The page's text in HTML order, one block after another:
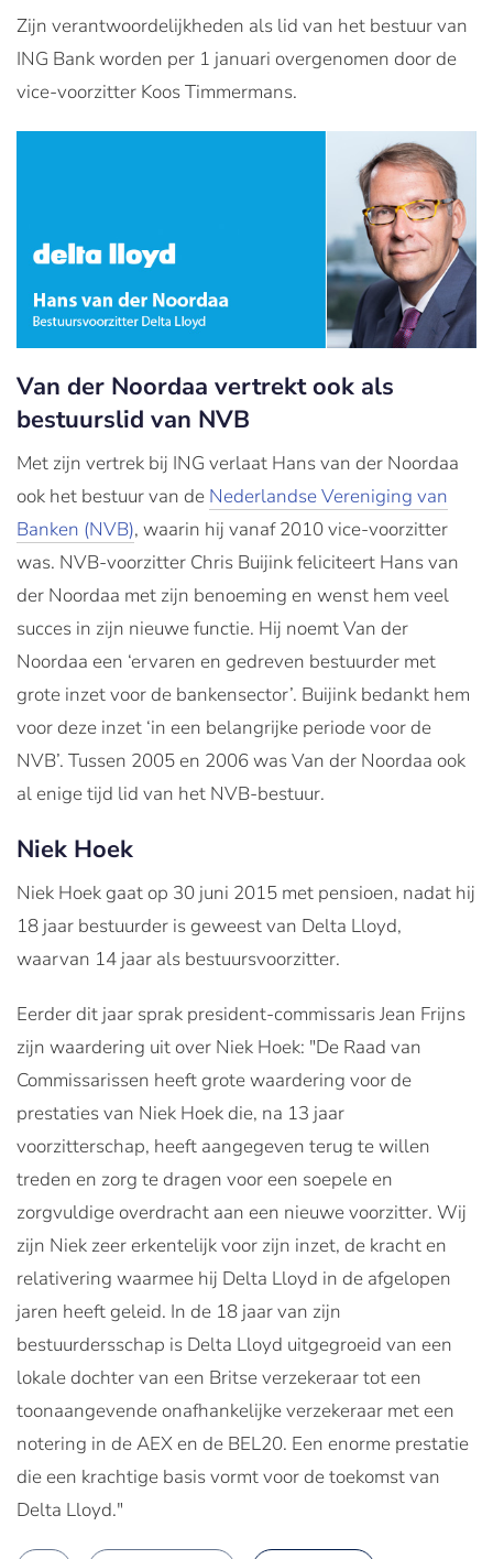
Zijn verantwoordelijkheden als lid van het bestuur van
ING Bank worden per 1 januari overgenomen door de
vice-voorzitter Koos Timmermans.
Van der Noordaa vertrekt ook als
bestuurslid van NVB
Met zijn vertrek bij ING verlaat Hans van der Noordaa
ook het bestuur van de Nederlandse Vereniging van
Banken (NVB), waarin hij vanaf 2010 vice-voorzitter
was. NVB-voorzitter Chris Buijink feliciteert Hans van
der Noordaa met zijn benoeming en wenst hem veel
succes in zijn nieuwe functie. Hij noemt Van der
Noordaa een ‘ervaren en gedreven bestuurder met
grote inzet voor de bankensector’. Buijink bedankt hem
voor deze inzet ‘in een belangrijke periode voor de
NVB’. Tussen 2005 en 2006 was Van der Noordaa ook
al enige tijd lid van het NVB-bestuur.
Niek Hoek
Niek Hoek gaat op 30 juni 2015 met pensioen, nadat hij
18 jaar bestuurder is geweest van Delta Lloyd,
waarvan 14 jaar als bestuursvoorzitter.
Eerder dit jaar sprak president-commissaris Jean Frijns
zijn waardering uit over Niek Hoek: "De Raad van
Commissarissen heeft grote waardering voor de
prestaties van Niek Hoek die, na 13 jaar
voorzitterschap, heeft aangegeven terug te willen
treden en zorg te dragen voor een soepele en
zorgvuldige overdracht aan een nieuwe voorzitter. Wij
zijn Niek zeer erkentelijk voor zijn inzet, de kracht en
relativering waarmee hij Delta Lloyd in de afgelopen
jaren heeft geleid. In de 18 jaar van zijn
bestuurdersschap is Delta Lloyd uitgegroeid van een
lokale dochter van een Britse verzekeraar tot een
toonaangevende onafhankelijke verzekeraar met een
notering in de AEX en de BEL20. Een enorme prestatie
die een krachtige basis vormt voor de toekomst van
Delta Lloyd."